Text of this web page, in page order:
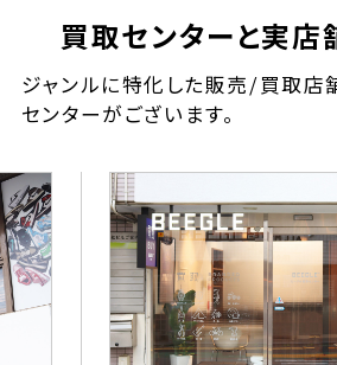
買取センターと実店
ジャンルに特化した販売/買取店
センターがございます。